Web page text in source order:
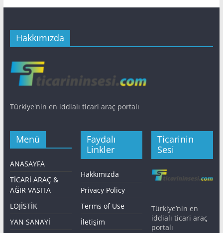
Hakkımızda
Türkiye'nin en iddialı ticari araç portalı
Menü
ANASAYFA
TİCARİ ARAÇ &
AĞIR VASITA
LOJİSTİK
YAN SANAYİ
Faydalı
Linkler
Hakkımızda
Privacy Policy
Terms of Use
İletişim
Ticarinin
Sesi
Türkiye’nin en
iddialı ticari araç
portalı